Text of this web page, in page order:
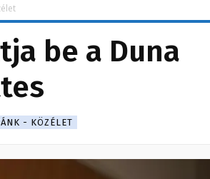
be a Duna
- KÖZÉLET